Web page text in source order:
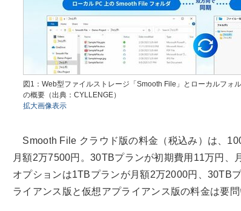
図1：Web型ファイルストレージ「Smooth File」とローカルフォ
の概要（出典：CYLLENGE）
拡大画像表示
Smooth File クラウド版の料金（税込み）は、
月額2万7500円。30TBプランが初期費用11万円、
オプションは1TBプランが月額2万2000円、30TB
ライアンス版と仮想アプライアンス版の料金は要問